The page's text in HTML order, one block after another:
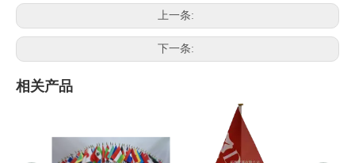
上一条:
下一条:
相关产品